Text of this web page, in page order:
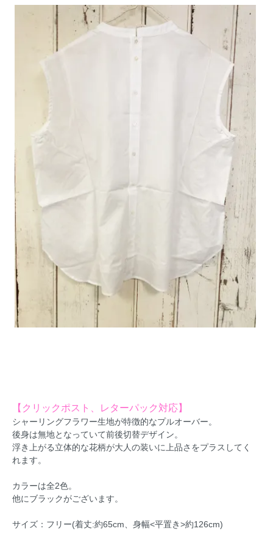
【クリックポスト、レターパック対応】
シャーリングフラワー生地が特徴的なプルオーバー。
後身は無地となっていて前後切替デザイン。
浮き上がる立体的な花柄が大人の装いに上品さをプラスしてく
れます。
カラーは全2色。
他にブラックがございます。
サイズ：フリー(着丈:約65cm、身幅<平置き>約126cm)